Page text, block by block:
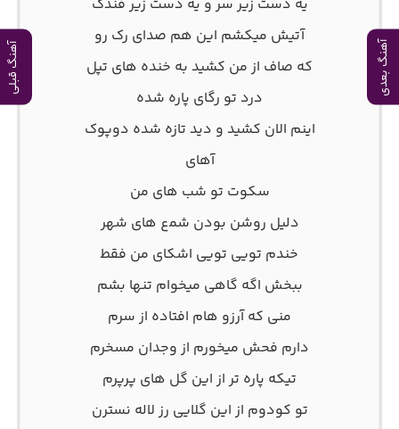
آهنگ بعدی آهنگ قبلی
ﻳﻪ دﺳﺖ زﻳﺮ ﺳﺮ و ﻳﻪ دﺳﺖ زﻳﺮ ﻓﻨﺪک
آﺗﻴﺶ ﻣﻴﻜﺸﻢ اﻳﻦ ﻫﻢ ﺻﺪای رک رو
ﻛﻪ ﺻﺎف از ﻣﻦ ﻛﺸﻴﺪ ﺑﻪ ﺧﻨﺪه ﻫﺎی ﺗﭙﻞ
درد ﺗﻮ رﮔﺎی ﭘﺎره ﺷﺪه
اﻳﻨﻢ اﻟﺎن ﻛﺸﻴﺪ و دﻳﺪ ﺗﺎزه ﺷﺪه دوﭘﻮک
آﻫﺎی
ﺳﻜﻮت ﺗﻮ ﺷﺐ ﻫﺎی ﻣﻦ
دﻟﻴﻞ روﺷﻦ ﺑﻮدن ﺷﻤع ﻫﺎی ﺷﻬﺮ
ﺧﻨﺪم ﺗﻮﻳﻰ ﺗﻮﻳﻰ اﺷﻜﺎی ﻣﻦ ﻓﻘﻄ
ﺑﺒﺨﺶ اﮔﻪ ﮔﺎﻫﻰ ﻣﻴﺨﻮام ﺗﻨﻬﺎ ﺑﺸﻢ
ﻣﻨﻰ ﻛﻪ آرزو ﻫﺎم اﻓﺘﺎده از ﺳﺮم
دارم ﻓﺤﺶ ﻣﻴﺨﻮرم از وﺟﺪان ﻣﺴﺨﺮم
ﺗﻴﻜﻪ ﭘﺎره ﺗﺮ از اﻳﻦ ﮔﻞ ﻫﺎی ﭘﺮﭘﺮم
ﺗﻮ ﻛﻮدوم از اﻳﻦ ﮔﻠﺎﻳﻰ رز ﻟﺎﻟﻪ ﻧﺴﺘﺮن